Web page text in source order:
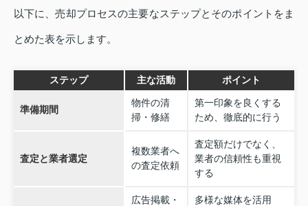
以下に、売却プロセスの主要なステップとそのポイントをま
とめた表を示します。
ステップ 主な活動 ポイント
準備期間
物件の清
掃・修繕
第一印象を良くする
ため、徹底的に行う
査定と業者選定
複数業者へ
の査定依頼
査定額だけでなく、
業者の信頼性も重視
する
広告掲載・
多様な媒体を活用